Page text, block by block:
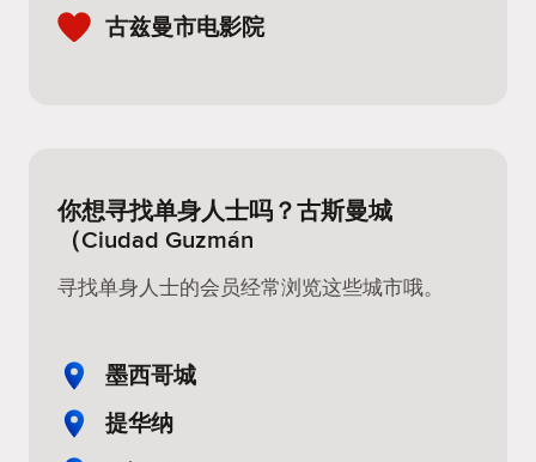
古兹曼市电影院
你想寻找单身人士吗？古斯曼城
（Ciudad Guzmán
寻找单身人士的会员经常浏览这些城市哦。
墨西哥城
提华纳